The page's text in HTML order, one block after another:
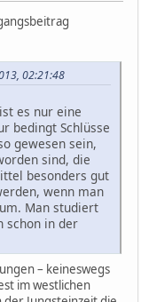
02:21:48
es nur eine
bedingt Schlüsse
gewesen sein,
sind, die
besonders gut
wenn man
Man studiert
schon in der
– keineswegs
im westlichen